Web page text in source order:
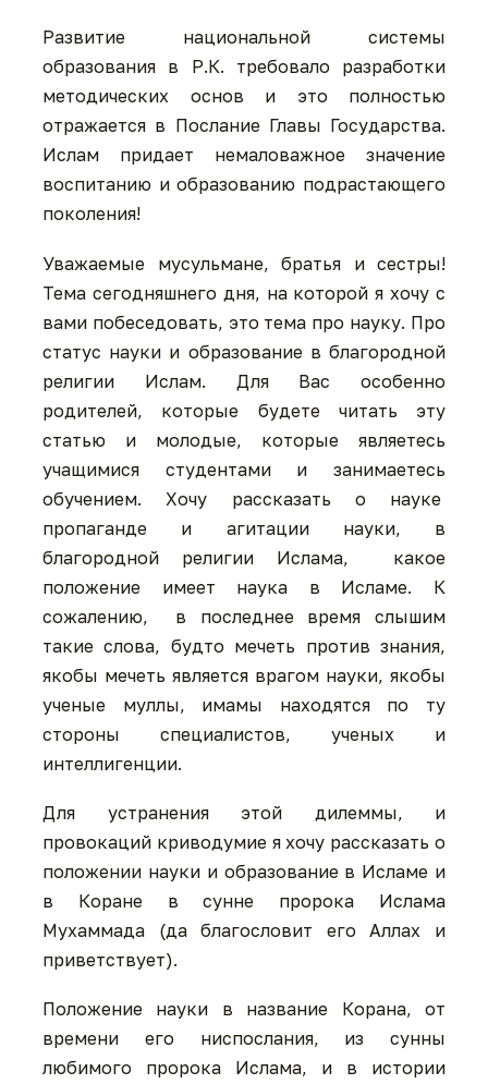
Развитие национальной системы
образования в Р.К. требовало разработки
методических основ и это полностью
отражается в Послание Главы Государства.
Ислам придает немаловажное значение
воспитанию и образованию подрастающего
поколения!
Уважаемые мусульмане, братья и сестры!
Тема сегодняшнего дня, на которой я хочу с
вами побеседовать, это тема про науку. Про
статус науки и образование в благородной
религии Ислам. Для Вас особенно
родителей, которые будете читать эту
статью и молодые, которые являетесь
учащимися студентами и занимаетесь
обучением. Хочу рассказать о науке
пропаганде и агитации науки, в
благородной религии Ислама, какое
положение имеет наука в Исламе. К
сожалению, в последнее время слышим
такие слова, будто мечеть против знания,
якобы мечеть является врагом науки, якобы
ученые муллы, имамы находятся по ту
стороны специалистов, ученых и
интеллигенции.
Для устранения этой дилеммы, и
провокаций криводумие я хочу рассказать о
положении науки и образование в Исламе и
в Коране в сунне пророка Ислама
Мухаммада (да благословит его Аллах и
приветствует).
Положение науки в название Корана, от
времени его ниспослания, из сунны
любимого пророка Ислама, и в истории